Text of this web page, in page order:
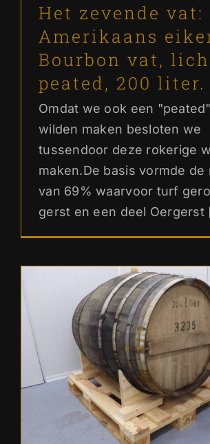
Het zevende vat:
Amerikaans
Bourbon vat,
peated, 200 liter.
Omdat we ook een
wilden maken besloten we
tussendoor deze rokerige
maken.De basis vormde de
van 69% waarvoor turf
gerst en een deel Oergerst
Tweede Charge in
vat van 304
Ons verhaal